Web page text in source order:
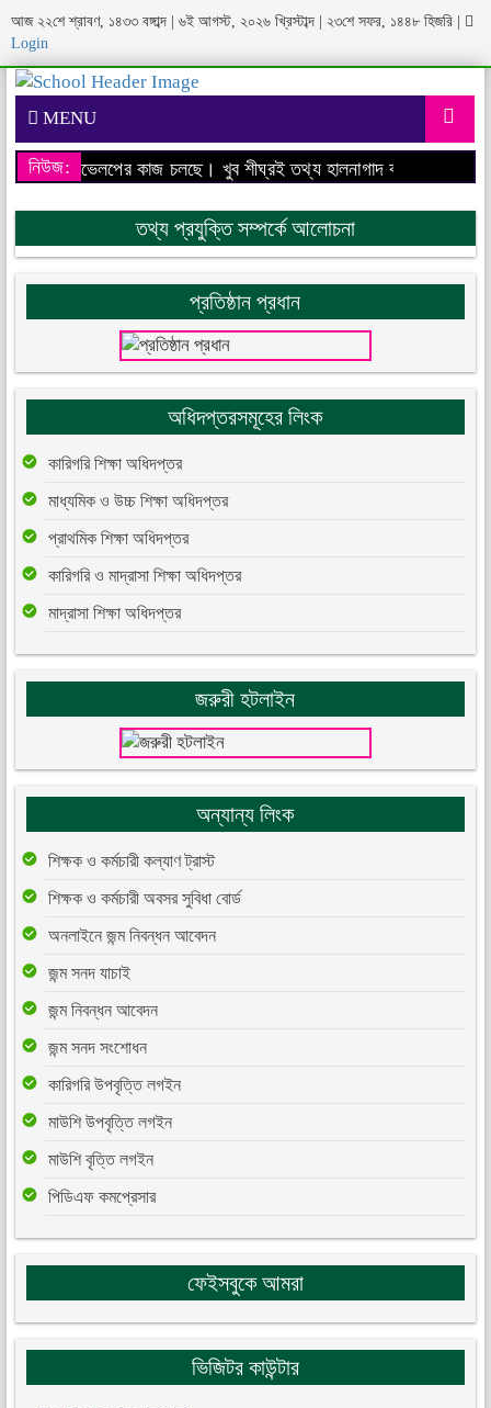
আজ ২২শে শ্রাবণ, ১৪৩৩ বঙ্গাব্দ | ৬ই আগস্ট, ২০২৬ খ্রিস্টাব্দ | ২৩শে সফর, ১৪৪৮ হিজরি
Login
MENU
নিউজ:ডেভেলপের কাজ চলছে। খুব শীঘ্রই তথ্য হালনাগাদ করা হবে।
তথ্য প্রযুক্তি সম্পর্কে আলোচনা
প্রতিষ্ঠান প্রধান
অধিদপ্তরসমূহের লিংক
কারিগরি শিক্ষা অধিদপ্তর
মাধ্যমিক ও উচ্চ শিক্ষা অধিদপ্তর
প্রাথমিক শিক্ষা অধিদপ্তর
কারিগরি ও মাদ্রাসা শিক্ষা অধিদপ্তর
মাদ্রাসা শিক্ষা অধিদপ্তর
জরুরী হটলাইন
অন্যান্য লিংক
শিক্ষক ও কর্মচারী কল্যাণ ট্রাস্ট
শিক্ষক ও কর্মচারী অবসর সুবিধা বোর্ড
অনলাইনে জন্ম নিবন্ধন আবেদন
জন্ম সনদ যাচাই
জন্ম নিবন্ধন আবেদন
জন্ম সনদ সংশোধন
কারিগরি উপবৃত্তি লগইন
মাউশি উপবৃত্তি লগইন
মাউশি বৃত্তি লগইন
পিডিএফ কমপ্রেসার
ফেইসবুকে আমরা
ভিজিটর কাউন্টার